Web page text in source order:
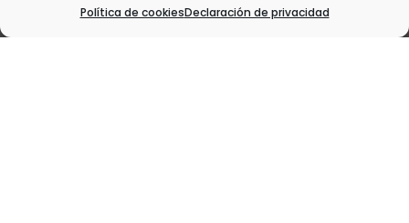
Política de cookiesDeclaración de privacidad